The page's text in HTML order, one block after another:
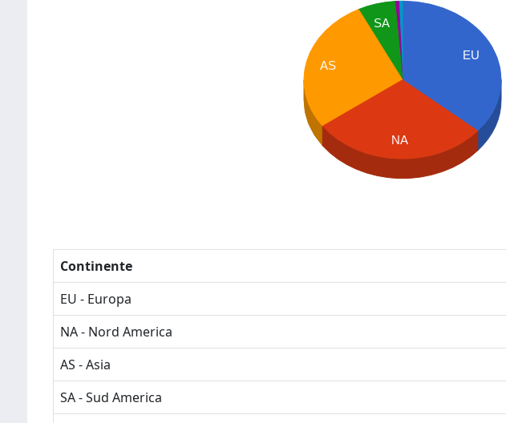
EU
SA
AS
NA
Continente
EU - Europa
NA - Nord America
AS - Asia
SA - Sud America